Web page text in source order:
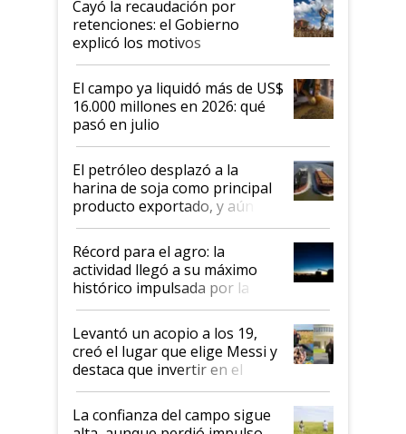
Cayó la recaudación por
retenciones: el Gobierno
explicó los motivos
El campo ya liquidó más de US$
16.000 millones en 2026: qué
pasó en julio
El petróleo desplazó a la
harina de soja como principal
producto exportado, y aún así
el agro aportó casi seis de cada
diez dólares y sostuvo el
liderazgo en un semestre
récord
Récord para el agro: la
actividad llegó a su máximo
histórico impulsada por la
cosecha y las exportaciones
Levantó un acopio a los 19,
creó el lugar que elige Messi y
destaca que invertir en el
kirchnerismo era como "darle
plata a un hijo para droga":
Juan Félix Rossetti, el libertario
La confianza del campo sigue